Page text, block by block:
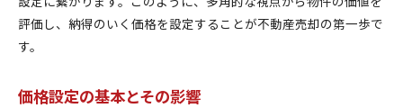
評価し、納得のいく価格を設定することが不動産売却の第一歩で
す。
価格設定の基本とその影響